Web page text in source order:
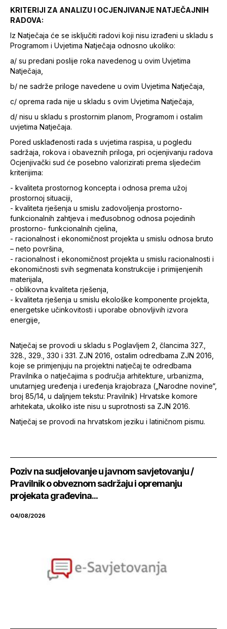
KRITERIJI ZA ANALIZU I OCJENJIVANJE NATJEČAJNIH
RADOVA:
Iz Natječaja će se isključiti radovi koji nisu izrađeni u skladu s
Programom i Uvjetima Natječaja odnosno ukoliko:
a/ su predani poslije roka navedenog u ovim Uvjetima
Natječaja,
b/ ne sadrže priloge navedene u ovim Uvjetima Natječaja,
c/ oprema rada nije u skladu s ovim Uvjetima Natječaja,
d/ nisu u skladu s prostornim planom, Programom i ostalim
uvjetima Natječaja.
Pored usklađenosti rada s uvjetima raspisa, u pogledu
sadržaja, rokova i obaveznih priloga, pri ocjenjivanju radova
Ocjenjivački sud će posebno valorizirati prema sljedećim
kriterijima:
- kvaliteta prostornog koncepta i odnosa prema užoj
prostornoj situaciji,
- kvaliteta rješenja u smislu zadovoljenja prostorno-
funkcionalnih zahtjeva i međusobnog odnosa pojedinih
prostorno- funkcionalnih cjelina,
- racionalnost i ekonomičnost projekta u smislu odnosa bruto
– neto površina,
- racionalnost i ekonomičnost projekta u smislu racionalnosti i
ekonomičnosti svih segmenata konstrukcije i primijenjenih
materijala,
- oblikovna kvaliteta rješenja,
- kvaliteta rješenja u smislu ekološke komponente projekta,
energetske učinkovitosti i uporabe obnovljivih izvora
energije,
Natječaj se provodi u skladu s Poglavljem 2, člancima 327.,
328., 329., 330 i 331. ZJN 2016, ostalim odredbama ZJN 2016,
koje se primjenjuju na projektni natječaj te odredbama
Pravilnika o natječajima s područja arhitekture, urbanizma,
unutarnjeg uređenja i uređenja krajobraza („Narodne novine“,
broj 85/14, u daljnjem tekstu: Pravilnik) Hrvatske komore
arhitekata, ukoliko iste nisu u suprotnosti sa ZJN 2016.
Natječaj se provodi na hrvatskom jeziku i latiničnom pismu.
Poziv na sudjelovanje u javnom savjetovanju /
Pravilnik o obveznom sadržaju i opremanju
projekata građevina...
04/08/2026